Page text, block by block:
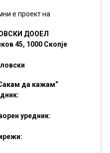
е проект на
ДООЕЛ
45, 1000 Скопје
да кажам“
уредник: